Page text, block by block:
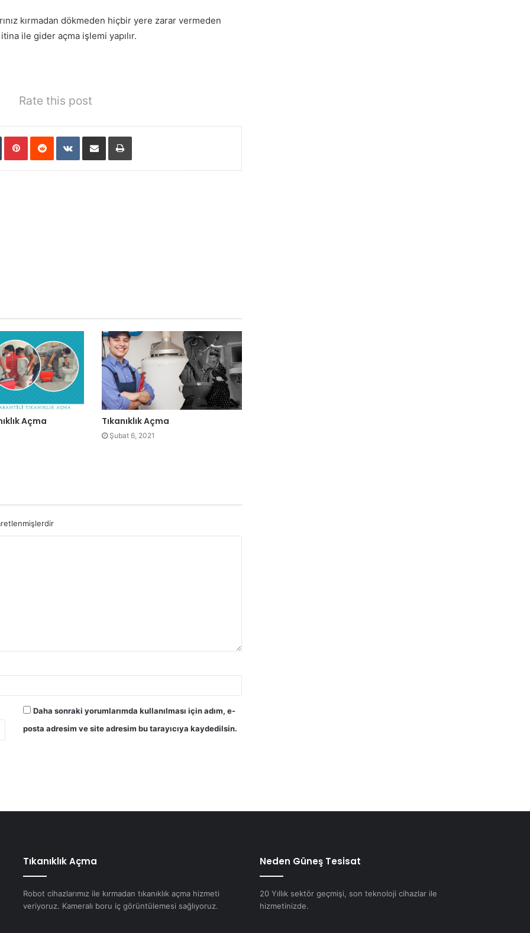
kırmadan dökmeden hiçbir yere zarar vermeden
ile gider açma işlemi yapılır.
Rate this post
Tumblr Pinterest Reddit VKontakte E-Posta ile paylaş
Açma Tıkanıklık Açma
Şubat 6, 2021
Daha sonraki yorumlarımda kullanılması için adım, e-
posta adresim ve site adresim bu tarayıcıya kaydedilsin.
Tıkanıklık Açma
Robot cihazlarımız ile kırmadan tıkanıklık açma hizmeti
veriyoruz. Kameralı boru iç görüntülemesi sağlıyoruz.
Neden Güneş Tesisat
20 Yıllık sektör geçmişi, son teknoloji cihazlar ile
hizmetinizde.